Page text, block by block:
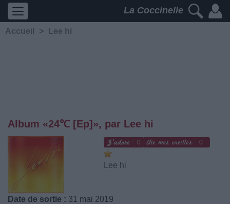
La Coccinelle
Accueil > Lee hi
Album «24℃ [Ep]», par Lee hi
0 0
Lee hi
Date de sortie : 31 mai 2019